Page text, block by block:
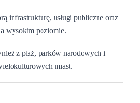
infrastrukturę, usługi publiczne oraz
wysokim poziomie.
z plaż, parków narodowych i
miast.